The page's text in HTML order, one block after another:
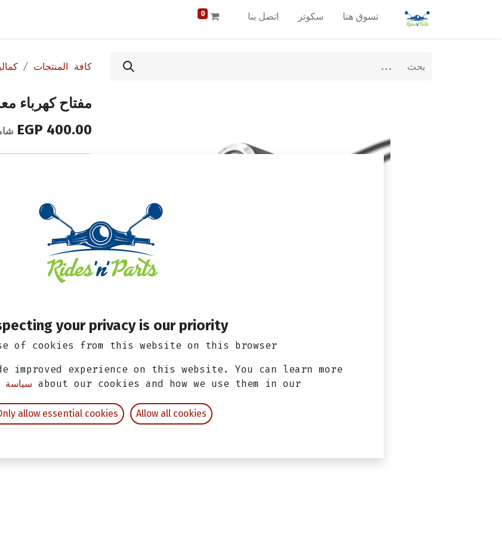
تسوق هنا سكوتر اتصل بنا 0
كافة المنتجات
مفتاح كهرباء معدني 2
EGP 400.00
إضافة إلى قائمة
الشروط والأحكام
ضمان إرجاع الأموال خلال
الشحن: 2-3 أيام عمل
your privacy is our priority.
of cookies from this website on this browser?
improved experience on this website. You can learn more
about our cookies and how we use them in our سياسة
Allow all cookies
allow essential cookies